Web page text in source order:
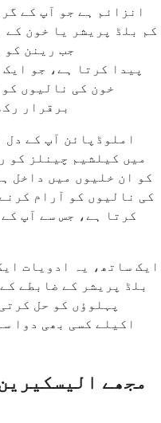
انزائم ہے جو آپ کے
کم بلڈ پریشر یا خون کے
جب رینن کو
خون کی نالیوں
برقرار
املوڈپائن آپ کے دل
میں کیلشیم چینلز کو
کو ان خلیوں میں داخل
کی نالیوں کو آرام
کرتا ہے، جس سے آپ
ایک ساتھ، یہ ادویات
بلڈ پریشر کے ضابطے
پہلوؤں کو حل
اکیلے کسی بھی دوا
مجھے